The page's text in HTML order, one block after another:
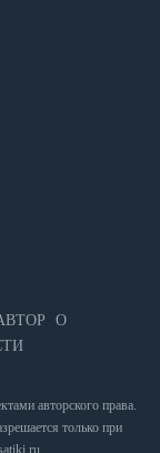
О
авторского права.
только при